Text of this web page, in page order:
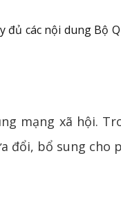
các nội dung Bộ
mạng xã hội.
đổi, bổ sung cho